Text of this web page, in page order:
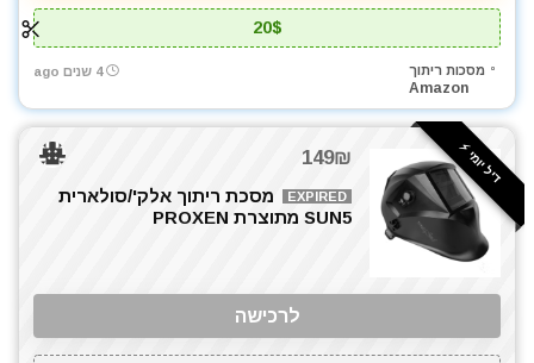
20$
מסכות ריתוך
Amazon
4 שנים ago
דיל יומי ⚡️ 149₪
EXPIRED
מסכת ריתוך אלק'/סולארית
SUN5 מתוצרת PROXEN
לרכישה